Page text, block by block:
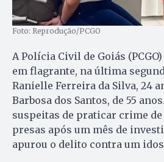
Foto: Reprodução/PCGO
A Polícia Civil de Goiás
em flagrante, na última
Ranielle Ferreira da Silva, 24
Barbosa dos Santos, de 55
suspeitas de praticar crime
presas após um mês de
apurou o delito contra um